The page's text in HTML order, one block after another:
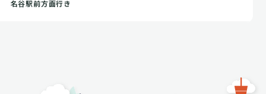
名谷駅前方面行き